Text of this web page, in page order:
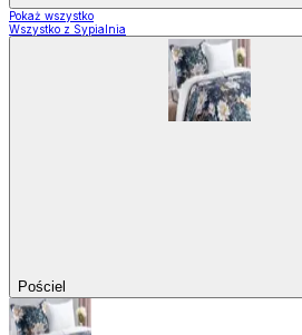
Pokaż wszystko
Wszystko z Sypialnia
Pościel